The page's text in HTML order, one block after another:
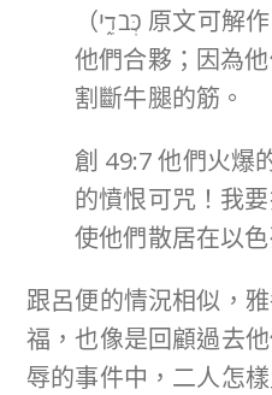
（כְּבֹדִ֑י 原文可解作「我的榮耀」）不與
他們合夥；因為
割斷牛腿的筋。
創 49:7 他們火爆
的憤恨可咒！我
使他們散居在以色
跟呂便的情況相似，
福，也像是回顧過去
辱的事件中，二人怎